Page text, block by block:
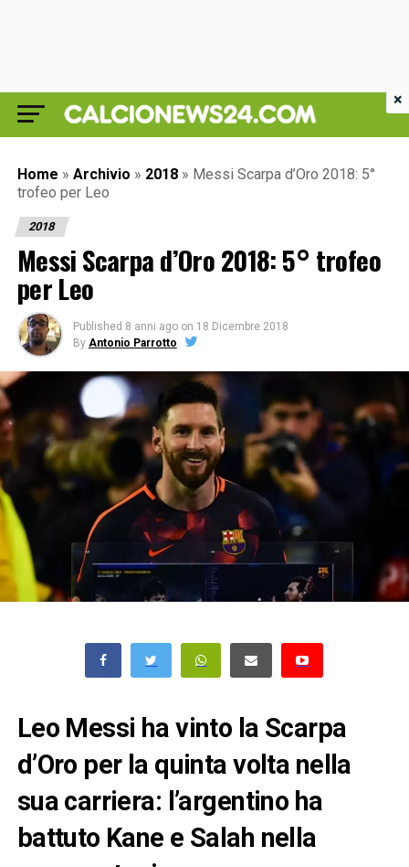
Home » Archivio » 2018 » Messi Scarpa d’Oro 2018: 5°
trofeo per Leo
2018
Messi Scarpa d’Oro 2018: 5° trofeo
per Leo
Published 8 anni ago on 18 Dicembre 2018
By Antonio Parrotto
Leo Messi ha vinto la Scarpa
d’Oro per la quinta volta nella
sua carriera: l’argentino ha
battuto Kane e Salah nella
×